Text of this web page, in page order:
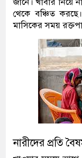
থেকে বঞ্চিত
মাসিকের সময়
নারীদের প্রতি